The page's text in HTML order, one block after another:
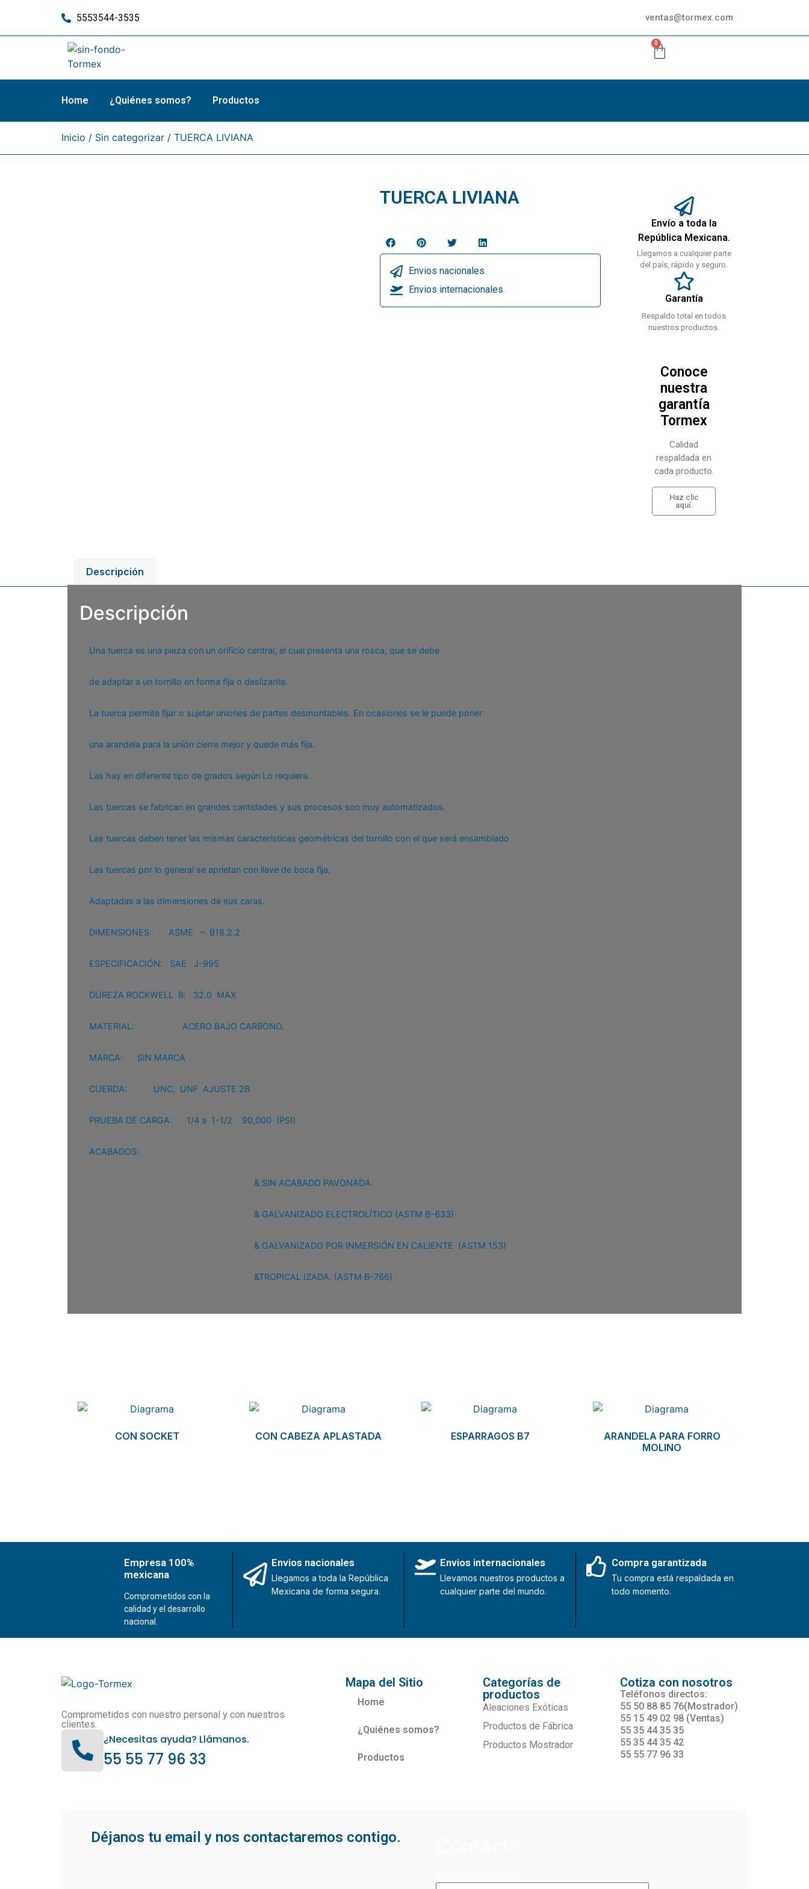
5553544-3535 ventas@tormex.com
0
Home ¿Quiénes somos? Productos
Inicio / Sin categorizar / TUERCA LIVIANA
TUERCA LIVIANA
Envios nacionales
Envios internacionales
Envío a toda la
República Mexicana.
Llegamos a cualquier parte
del país, rápido y seguro.
Garantía
Respaldo total en todos
nuestros productos.
Conoce
nuestra
garantía
Tormex
Calidad
respaldada en
cada producto.
Haz clic
aquí.
Descripción
Descripción
Una tuerca es una pieza con un orificio central, el cual presenta una rosca, que se debe
de adaptar a un tornillo en forma fija o deslizante.
La tuerca permite fijar o sujetar uniones de partes desmontables. En ocasiones se le puede poner
una arandela para la unión cierre mejor y quede más fija.
Las hay en diferente tipo de grados según Lo requiera.
Las tuercas se fabrican en grandes cantidades y sus procesos son muy automatizados.
Las tuercas deben tener las mismas características geométricas del tornillo con el que será ensamblado
Las tuercas por lo general se aprietan con llave de boca fija,
Adaptadas a las dimensiones de sus caras.
DIMENSIONES: ASME – B18.2.2
ESPECIFICACIÓN: SAE J-995
DUREZA ROCKWELL B: 32.0 MAX
MATERIAL: ACERO BAJO CARBONO.
MARCA: SIN MARCA
CUERDA: UNC, UNF AJUSTE 2B
PRUEBA DE CARGA: 1/4 a 1-1/2 90,000 (PSI)
ACABADOS:
& SIN ACABADO PAVONADA.
& GALVANIZADO ELECTROLÍTICO (ASTM B-633)
& GALVANIZADO POR INMERSIÓN EN CALIENTE (ASTM 153)
&TROPICAL IZADA. (ASTM B-766)
CON SOCKET CON CABEZA APLASTADA ESPARRAGOS B7
ARANDELA PARA FORRO
MOLINO
Empresa 100%
mexicana
Comprometidos con la
calidad y el desarrollo
nacional.
Envios nacionales
Llegamos a toda la República
Mexicana de forma segura.
Envios internacionales
Llevamos nuestros productos a
cualquier parte del mundo.
Compra garantizada
Tu compra está respaldada en
todo momento.
Comprometidos con nuestro personal y con nuestros
clientes.
¿Necesitas ayuda? Llámanos.
55 55 77 96 33
Mapa del Sitio
Home
¿Quiénes somos?
Productos
Categorías de
productos
Aleaciones Exóticas
Productos de Fábrica
Productos Mostrador
Cotiza con nosotros
Teléfonos directos:
55 50 88 85 76(Mostrador)
55 15 49 02 98 (Ventas)
55 35 44 35 35
55 35 44 35 42
55 55 77 96 33
Déjanos tu email y nos contactaremos contigo.